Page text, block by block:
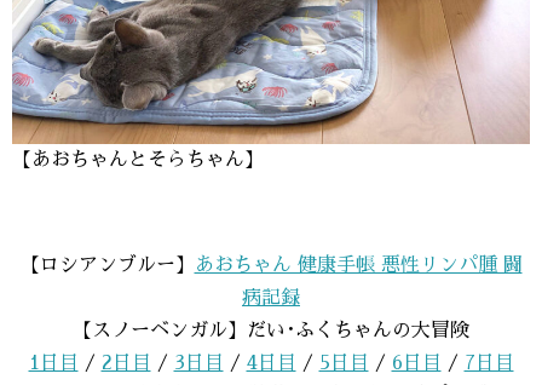
【あおちゃんとそらちゃん】
【ロシアンブルー】
あおちゃん 健康手帳 悪性リンパ腫 闘
病記録
【スノーベンガル】だい･ふくちゃんの大冒険
1日目
/ 2日目 / 3日目 / 4日目 / 5日目 / 6日目 / 7日目